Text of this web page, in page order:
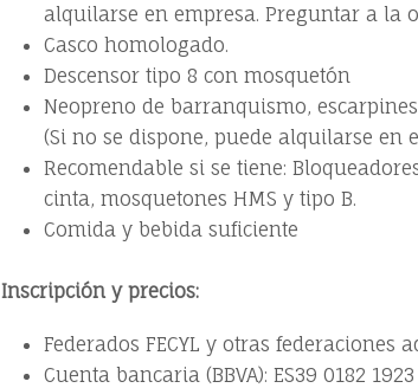
alquilarse en empresa. Preguntar a la
Casco homologado.
Descensor tipo 8 con mosquetón
Neopreno de barranquismo,
(Si no se dispone, puede alquilarse en
Recomendable si se tiene:
cinta, mosquetones HMS y tipo B.
Comida y bebida suficiente
Inscripción y precios:
Federados FECYL y otras federaciones
Cuenta bancaria (BBVA): ES39 0182